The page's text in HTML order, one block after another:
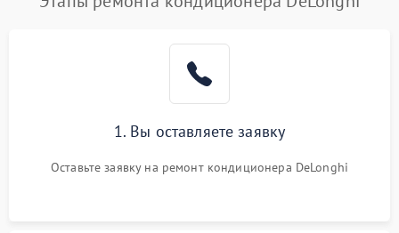
1. Вы оставляете заявку
Оставьте заявку на ремонт кондиционера DeLonghi